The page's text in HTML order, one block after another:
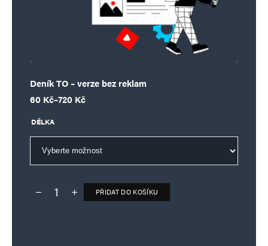
Deník TO – verze bez reklam
60 Kč–720 Kč
Rozpětí cen: 60 Kč až 720 Kč
DÉLKA
Deník TO – verze bez reklam množství
PŘIDAT DO KOŠÍKU